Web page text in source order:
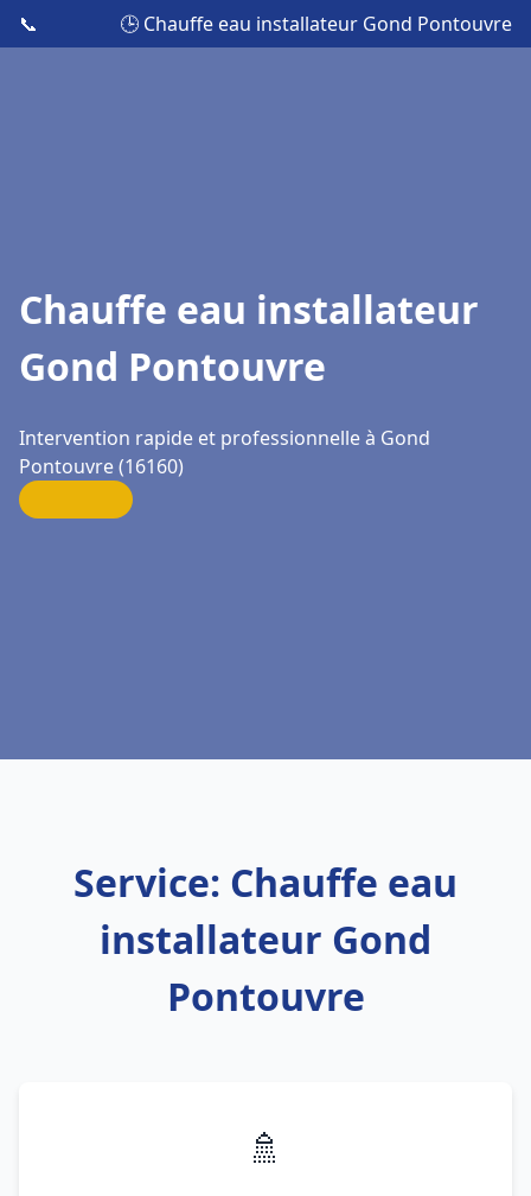
📞 🕒 Chauffe eau installateur Gond Pontouvre
Chauffe eau installateur
Gond Pontouvre
Intervention rapide et professionnelle à Gond
Pontouvre (16160)
Service: Chauffe eau
installateur Gond
Pontouvre
🚿